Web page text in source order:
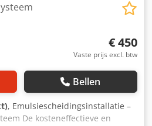
€ 450
Vaste prijs excl. btw
Bellen
, Emulsiescheidingsinstallatie –
De kosteneffectieve en